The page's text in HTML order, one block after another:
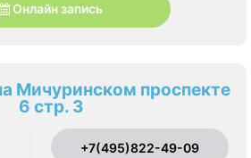
Онлайн запись
Мичуринском проспекте
6 стр. 3
+7(495)822-49-09